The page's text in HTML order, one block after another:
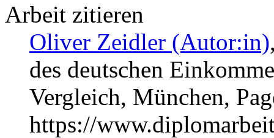
Arbeit zitieren
Oliver Zeidler (Autor:in)
des deutschen
Vergleich, München,
https://